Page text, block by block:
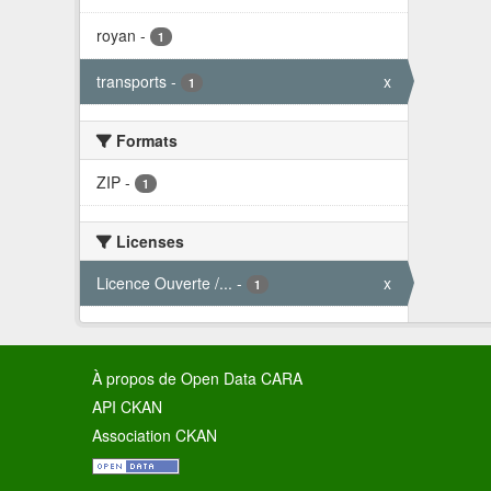
royan - 1
transports - 1 x
Formats
ZIP - 1
Licenses
Licence Ouverte /... - 1 x
À propos de Open Data CARA
API CKAN
Association CKAN